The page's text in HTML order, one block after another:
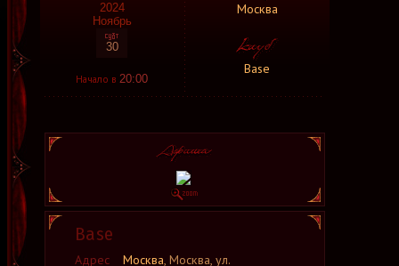
2024
Ноябрь
30
Начало в 20:00
Москва
Base
Base
Адрес
Москва, Москва, ул.